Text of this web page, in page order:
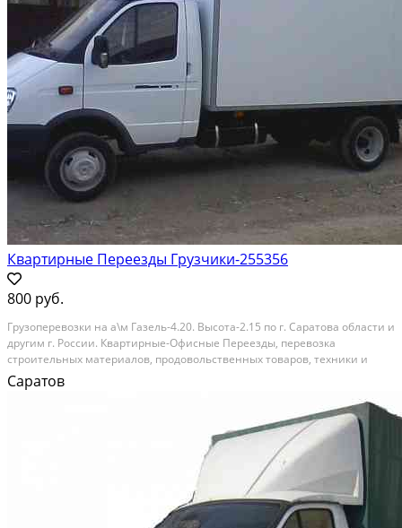
Квартирные Переезды Грузчики-255356
800 руб.
Грузоперевозки на а\м Газель-4.20. Высота-2.15 по г. Саратова области и
другим г. России. Квартирные-Офисные Переезды, перевозка
строительных материалов, продовольственных товаров, техники и
других грузов. Оказываем услуги по подключению техники.
Перестановка мебели. Вывоз мусора. Бесплатно...
Саратов